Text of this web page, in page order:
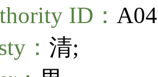
ID：
： 清;